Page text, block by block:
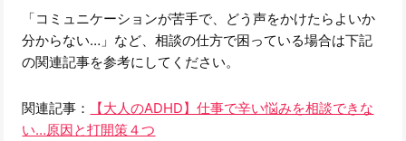
「コミュニケーションが苦手で、どう声をかけたらよいか
分からない…」など、相談の仕方で困っている場合は下記
の関連記事を参考にしてください。
関連記事：
【大人のADHD】仕事で辛い悩みを相談できな
い…原因と打開策４つ